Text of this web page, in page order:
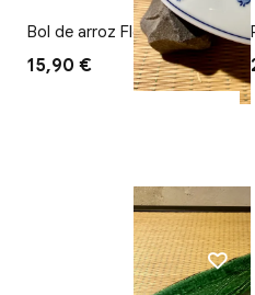
Bol de arroz Flor
15,90 €